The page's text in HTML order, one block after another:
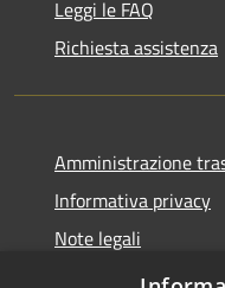
Leggi le FAQ
Richiesta assistenza
Amministrazione
Informativa privacy
Note legali
Dichiarazione di